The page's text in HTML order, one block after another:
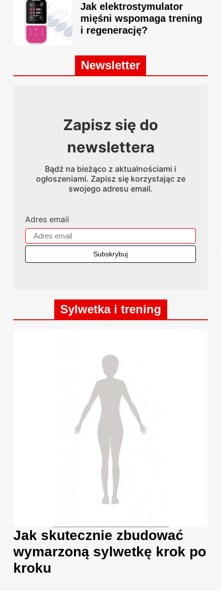
Jak elektrostymulator
mięśni wspomaga trening
i regenerację?
Newsletter
Zapisz się do
newslettera
Bądź na bieżąco z aktualnościami i
ogłoszeniami. Zapisz się korzystając ze
swojego adresu email.
Adres email
Sylwetka i trening
Jak skutecznie zbudować
wymarzoną sylwetkę krok po
kroku